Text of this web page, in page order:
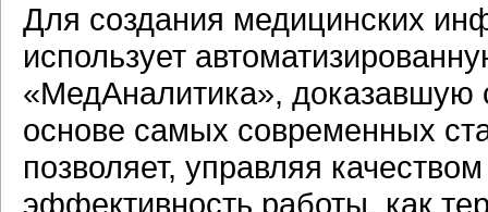
Для создания медицинских
использует
«МедАналитика», доказавшую
основе самых современных
позволяет, управляя
эффективность работы, как